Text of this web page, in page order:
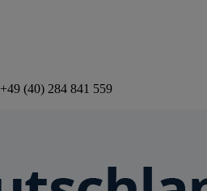
+49 (40) 284 841 559